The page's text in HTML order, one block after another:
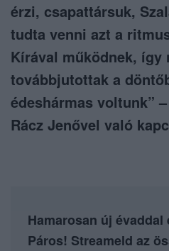
érzi, csapattársuk,
tudta venni azt a
Kírával működnek, így
továbbjutottak a
édeshármas voltunk”
Rácz Jenővel való
Hamarosan új évaddal
Páros! Streameld az